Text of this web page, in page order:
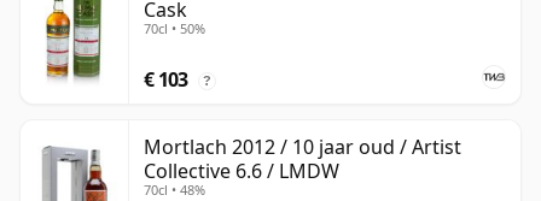
Cask
70cl • 50%
€ 103 ?
Mortlach 2012 / 10 jaar oud / Artist
Collective 6.6 / LMDW
70cl • 48%